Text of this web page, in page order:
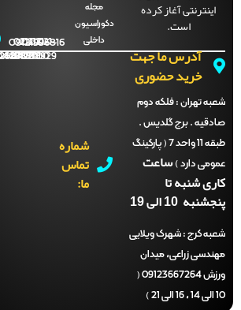
آغاز کرده
دکوراسیون
آدرس ما جهت
خرید حضوری
تهران :فلکه دوم
. برج گلدیس .
طبقه 11 واحد 7 ( پارکینگ
دارد )ساعت
شنبه تا
10 الی 19
کرج :شهرک ویلایی
زراعی، میدان
ورزش 09123667264 (
شماره
تماس
09121996816
021-
44288929
021-
44288700
021-
44288701
021-
44288702